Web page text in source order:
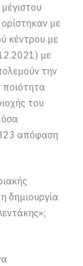
με
κέντρου με
με
την
ποιότητα
του
όσα
απόφαση
δημιουργία